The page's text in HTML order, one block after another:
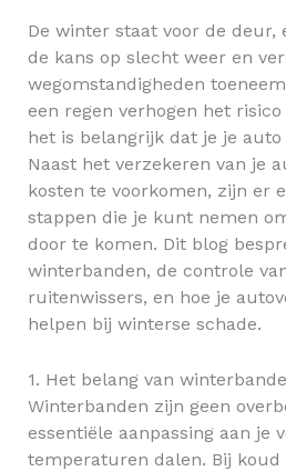
De winter staat voor de deur,
de kans op slecht weer en
wegomstandigheden
een regen verhogen het
het is belangrijk dat je je auto
Naast het verzekeren van je
kosten te voorkomen, zijn er
stappen die je kunt nemen
door te komen. Dit blog
winterbanden, de controle
ruitenwissers, en hoe je
helpen bij winterse schade.
1. Het belang van
Winterbanden zijn geen
essentiële aanpassing aan je
temperaturen dalen. Bij koud